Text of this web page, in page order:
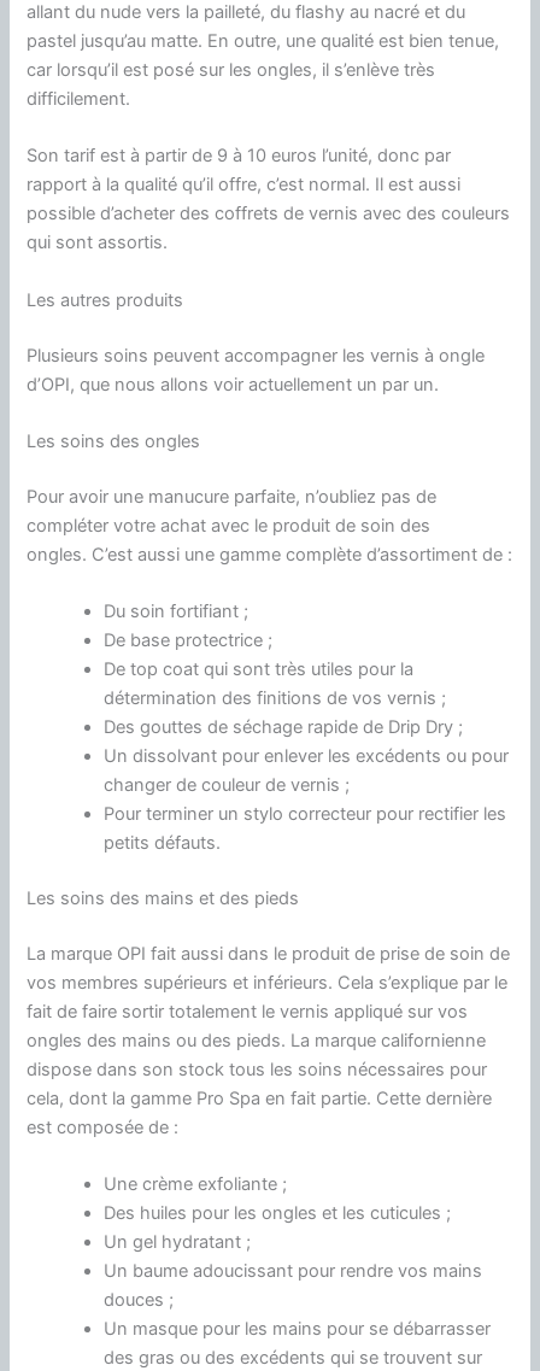
allant du nude vers la pailleté, du flashy au nacré et du
pastel jusqu’au matte. En outre, une qualité est bien tenue,
car lorsqu’il est posé sur les ongles, il s’enlève très
difficilement.
Son tarif est à partir de 9 à 10 euros l’unité, donc par
rapport à la qualité qu’il offre, c’est normal. Il est aussi
possible d’acheter des coffrets de vernis avec des couleurs
qui sont assortis.
Les autres produits
Plusieurs soins peuvent accompagner les vernis à ongle
d’OPI, que nous allons voir actuellement un par un.
Les soins des ongles
Pour avoir une manucure parfaite, n’oubliez pas de
compléter votre achat avec le produit de soin des
ongles. C’est aussi une gamme complète d’assortiment de :
Du soin fortifiant ;
De base protectrice ;
De topcoat qui sont très utiles pour la
détermination des finitions de vos vernis ;
Des gouttes de séchage rapide de Drip Dry ;
Un dissolvant pour enlever les excédents ou pour
changer de couleur de vernis ;
Pour terminer un stylo correcteur pour rectifier les
petits défauts.
Les soins des mains et des pieds
La marque OPI fait aussi dans le produit de prise de soin de
vos membres supérieurs et inférieurs. Cela s’explique par le
fait de faire sortir totalement le vernis appliqué sur vos
ongles des mains ou des pieds. La marque californienne
dispose dans son stock tous les soins nécessaires pour
cela, dont la gamme Pro Spa en fait partie. Cette dernière
est composée de :
Une crème exfoliante ;
Des huiles pour les ongles et les cuticules ;
Un gel hydratant ;
Un baume adoucissant pour rendre vos mains
douces ;
Un masque pour les mains pour se débarrasser
des gras ou des excédents qui se trouvent sur